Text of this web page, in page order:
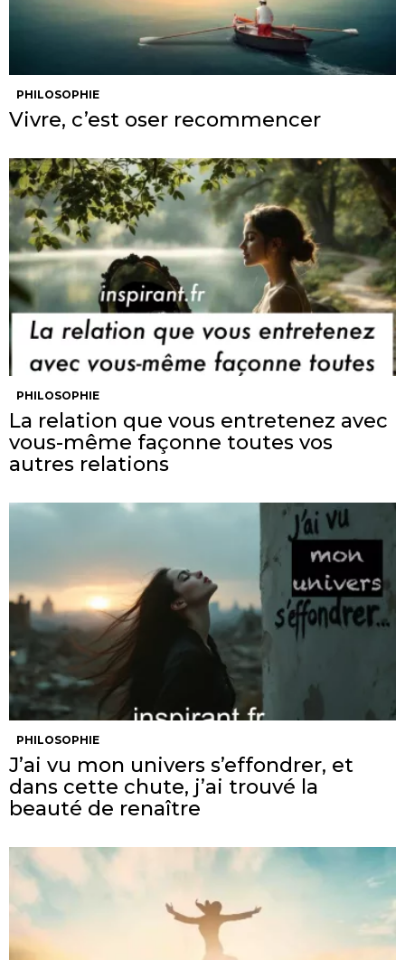
PHILOSOPHIE
Vivre, c’est oser recommencer
PHILOSOPHIE
La relation que vous entretenez avec
vous-même façonne toutes vos
autres relations
PHILOSOPHIE
J’ai vu mon univers s’effondrer, et
dans cette chute, j’ai trouvé la
beauté de renaître